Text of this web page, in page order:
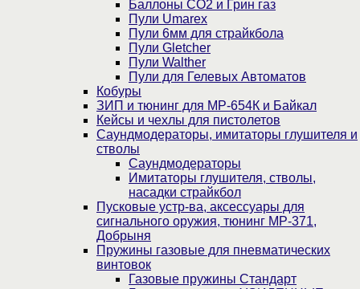
Баллоны CO2 и Грин газ
Пули Umarex
Пули 6мм для страйкбола
Пули Gletcher
Пули Walther
Пули для Гелевых Автоматов
Кобуры
ЗИП и тюнинг для МР-654К и Байкал
Кейсы и чехлы для пистолетов
Саундмодераторы, имитаторы глушителя и
стволы
Саундмодераторы
Имитаторы глушителя, стволы,
насадки страйкбол
Пусковые устр-ва, аксессуары для
сигнального оружия, тюнинг МР-371,
Добрыня
Пружины газовые для пневматических
винтовок
Газовые пружины Стандарт